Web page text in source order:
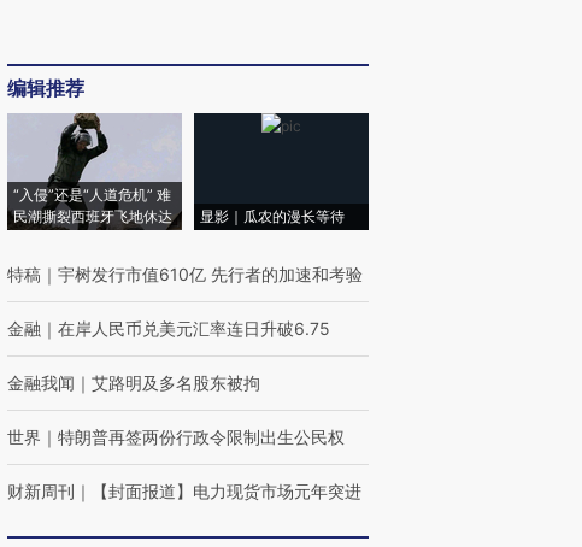
编辑推荐
“入侵”还是“人道危机” 难
民潮撕裂西班牙飞地休达
显影｜瓜农的漫长等待
特稿 ｜ 宇树发行市值610亿 先行者的加速和考验
金融 ｜ 在岸人民币兑美元汇率连日升破6.75
金融我闻 ｜ 艾路明及多名股东被拘
世界 ｜ 特朗普再签两份行政令限制出生公民权
财新周刊 ｜ 【封面报道】电力现货市场元年突进